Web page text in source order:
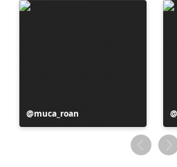
Postitus
avaldatud
muca_roan